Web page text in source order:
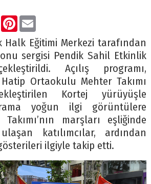
Pinterest
Email
Halk Eğitimi Merkezi tarafından
sergisi Pendik Sahil Etkinlik
Açılış programı,
Ortaokulu Mehter Takımı
Kortej yürüyüşle
yoğun ilgi görüntülere
marşları eşliğinde
katılımcılar, ardından
ilgiyle takip etti.